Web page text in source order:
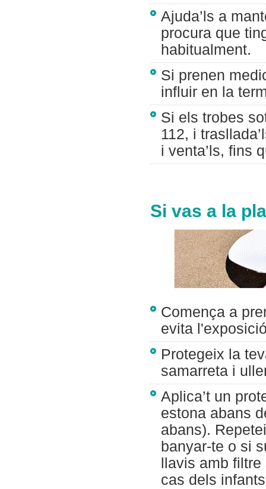
Ajuda’ls a
procura que
habitualment.
Si prenen
influir en la
Si els trobes
112, i
i venta’ls, fins
Si vas a la
Comença a
evita
Protegeix la
samarreta i
Aplica’t un
estona abans
abans).
banyar-te o si
llavis amb
cas dels